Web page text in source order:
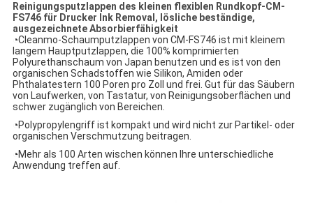
Reinigungsputzlappen des kleinen flexiblen Rundkopf-CM-
FS746 für Drucker Ink Removal, lösliche beständige,
ausgezeichnete Absorbierfähigkeit
◔Cleanmo-Schaumputzlappen von CM-FS746 ist mit kleinem
langem Hauptputzlappen, die 100% komprimierten
Polyurethanschaum von Japan benutzen und es ist von den
organischen Schadstoffen wie Silikon, Amiden oder
Phthalatestern 100 Poren pro Zoll und frei. Gut für das Säubern
von Laufwerken, von Tastatur, von Reinigungsoberflächen und
schwer zugänglich von Bereichen.
◔Polypropylengriff ist kompakt und wird nicht zur Partikel- oder
organischen Verschmutzung beitragen.
◔Mehr als 100 Arten wischen können Ihre unterschiedliche
Anwendung treffen auf.